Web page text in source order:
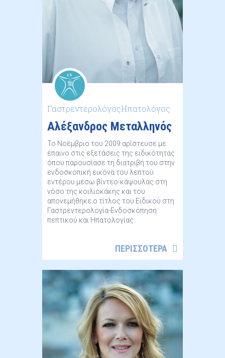
ΓαστρεντερολόγοςΗπατολόγος
Αλέξανδρος Μεταλληνός
Το Νοέμβριο του 2009 αρίστευσε με
έπαινο στις εξετάσεις της ειδικότητας
όπου παρουσίασε τη διατριβή του στην
ενδοσκοπική εικόνα του λεπτού
εντέρου μέσω βίντεο-κάψουλας στη
νόσο της κοιλιοκάκης και του
απονεμήθηκε ο τίτλος του Ειδικού στη
Γαστρεντερολογία-Ενδοσκόπηση
πεπτικού και Ηπατολογίας.
ΠΕΡΙΣΣΟΤΕΡΑ